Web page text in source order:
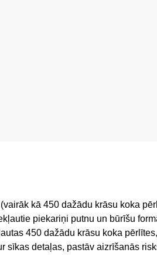
kā 450 dažādu krāsu koka
piekariņi putnu un būrīšu
450 dažādu krāsu koka
sīkas detaļas, pastāv aizrīšanās